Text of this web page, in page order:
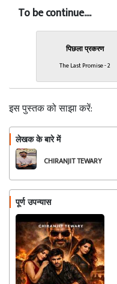
To be continue....
पिछला प्रकरण
The Last Promise - 2
इस पुस्तक को साझा करें:
लेखक के बारे में
CHIRANJIT TEWARY
पूर्ण उपन्यास